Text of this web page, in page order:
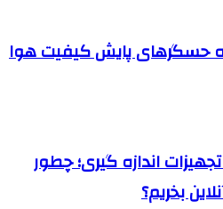
حسگرهای پایش کیفیت هوا
اندازه گیری؛ چطور
بخریم؟